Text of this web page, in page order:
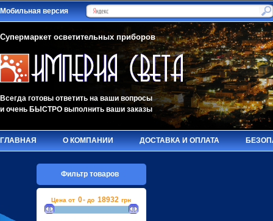
Мобильная версия
Супермаркет осветительных приборов
Всегда готовы ответить на ваши вопросы
и очень БЫСТРО выполнить ваши заказы
ГЛАВНАЯ О КОМПАНИИ ДОСТАВКА И ОПЛАТА
Фильтр товаров
Цена от 0- до 18932 грн